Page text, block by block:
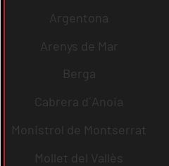
Argentona
Arenys de Mar
Berga
Cabrera d´Anoia
Monistrol de Montserrat
Mollet del Vallès